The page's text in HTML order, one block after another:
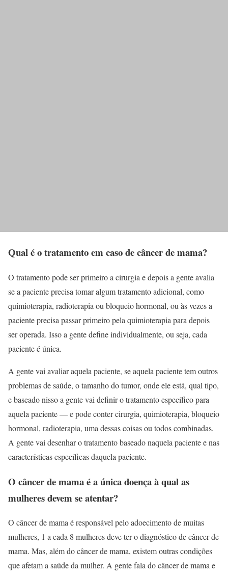
Qual é o tratamento em caso de câncer de mama?
O tratamento pode ser primeiro a cirurgia e depois a gente avalia
se a paciente precisa tomar algum tratamento adicional, como
quimioterapia, radioterapia ou bloqueio hormonal, ou às vezes a
paciente precisa passar primeiro pela quimioterapia para depois
ser operada. Isso a gente define individualmente, ou seja, cada
paciente é única.
A gente vai avaliar aquela paciente, se aquela paciente tem outros
problemas de saúde, o tamanho do tumor, onde ele está, qual tipo,
e baseado nisso a gente vai definir o tratamento específico para
aquela paciente — e pode conter cirurgia, quimioterapia, bloqueio
hormonal, radioterapia, uma dessas coisas ou todos combinadas.
A gente vai desenhar o tratamento baseado naquela paciente e nas
características específicas daquela paciente.
O câncer de mama é a única doença à qual as
mulheres devem se atentar?
O câncer de mama é responsável pelo adoecimento de muitas
mulheres, 1 a cada 8 mulheres deve ter o diagnóstico de câncer de
mama. Mas, além do câncer de mama, existem outras condições
que afetam a saúde da mulher. A gente fala do câncer de mama e